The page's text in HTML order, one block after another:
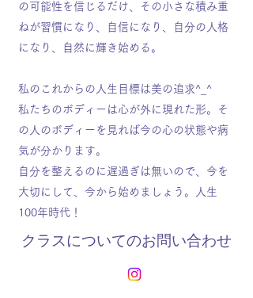
の可能性を信じるだけ、その小さな積み重
ねが習慣になり、自信になり、自分の人格
になり、自然に輝き始める。
私のこれからの人生目標は美の追求^_^
私たちのボディーは心が外に現れた形。そ
の人のボディーを見れば今の心の状態や病
気が分かります。
自分を整えるのに遅過ぎは無いので、今を
大切にして、今から始めましょう。人生
100年時代！
​クラスについてのお問い合わせ